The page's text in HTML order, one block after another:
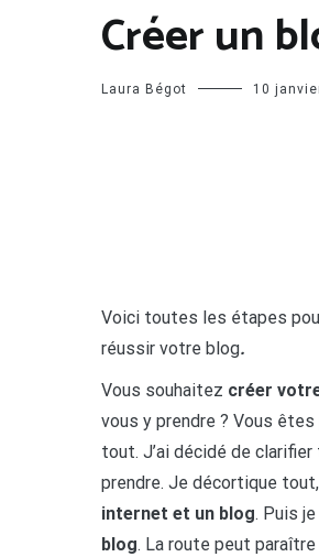
DE BLOG
Créer un
Laura Bégot 10
Voici toutes les étapes
réussir votre blog.
Vous souhaitez créer
vous y prendre ? Vous
tout. J’ai décidé de
prendre. Je décortique
internet et un blog. Puis
blog. La route peut